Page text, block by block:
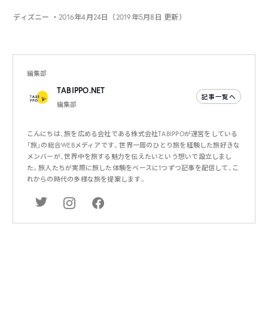
ディズニー ・2016年4月24日（2019年5月8日 更新）
編集部
TABIPPO.NET
編集部
記事一覧へ
こんにちは、旅を広める会社である株式会社TABIPPOが運営をしている
「旅」の総合WEBメディアです。世界一周のひとり旅を経験した旅好きな
メンバーが、世界中を旅する魅力を伝えたいという想いで設立しまし
た。旅人たちが実際に旅した体験をベースに1つずつ記事を配信して、こ
れからの時代の多様な旅を提案します。